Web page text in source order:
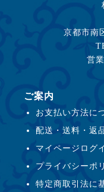
京都市南
営
ご案内
お支払い方法に
配送・送料・返
マイページログ
プライバシーポ
特定商取引法に